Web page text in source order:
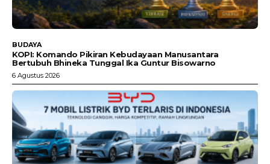
BUDAYA
KOPI: Komando Pikiran Kebudayaan Manusantara
Bertubuh Bhineka Tunggal Ika Guntur Bisowarno
6 Agustus 2026